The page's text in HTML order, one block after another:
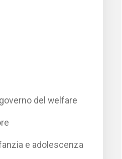
del welfare
e adolescenza